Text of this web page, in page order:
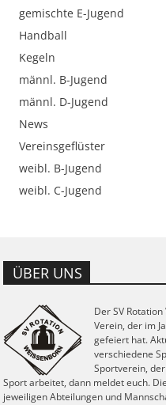
gemischte E-Jugend
Handball
Kegeln
männl. B-Jugend
männl. D-Jugend
News
Vereinsgeflüster
weibl. B-Jugend
weibl. C-Jugend
ÜBER UNS
Der SV
Verein, der im
gefeiert hat.
verschiedene
Sportverein,
Sport arbeitet, dann meldet euch.
jeweiligen Abteilungen und